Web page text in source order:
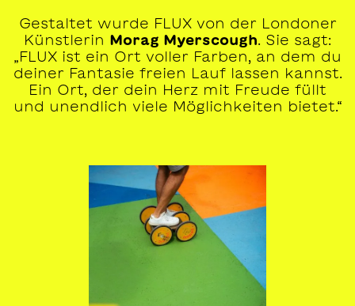
Gestaltet wurde FLUX von der Londoner
Künstlerin Morag Myerscough . Sie sagt:
„FLUX ist ein Ort voller Farben, an dem du
deiner Fantasie freien Lauf lassen kannst.
Ein Ort, der dein Herz mit Freude füllt
und unendlich viele Möglichkeiten bietet.“